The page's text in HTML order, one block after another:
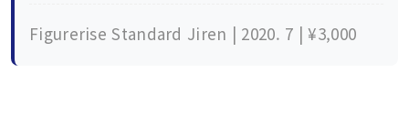
Figurerise Standard Jiren | 2020. 7 | ¥3,000